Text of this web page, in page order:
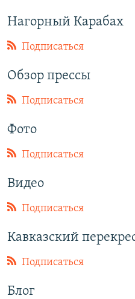
Нагорный Карабах
Подписаться
Обзор прессы
Подписаться
Фото
Подписаться
Видео
Подписаться
Кавказский
Подписаться
Блог